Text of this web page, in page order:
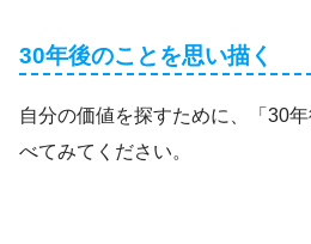
30年後のことを思い描く
自分の価値を探すために、「30
べてみてください。